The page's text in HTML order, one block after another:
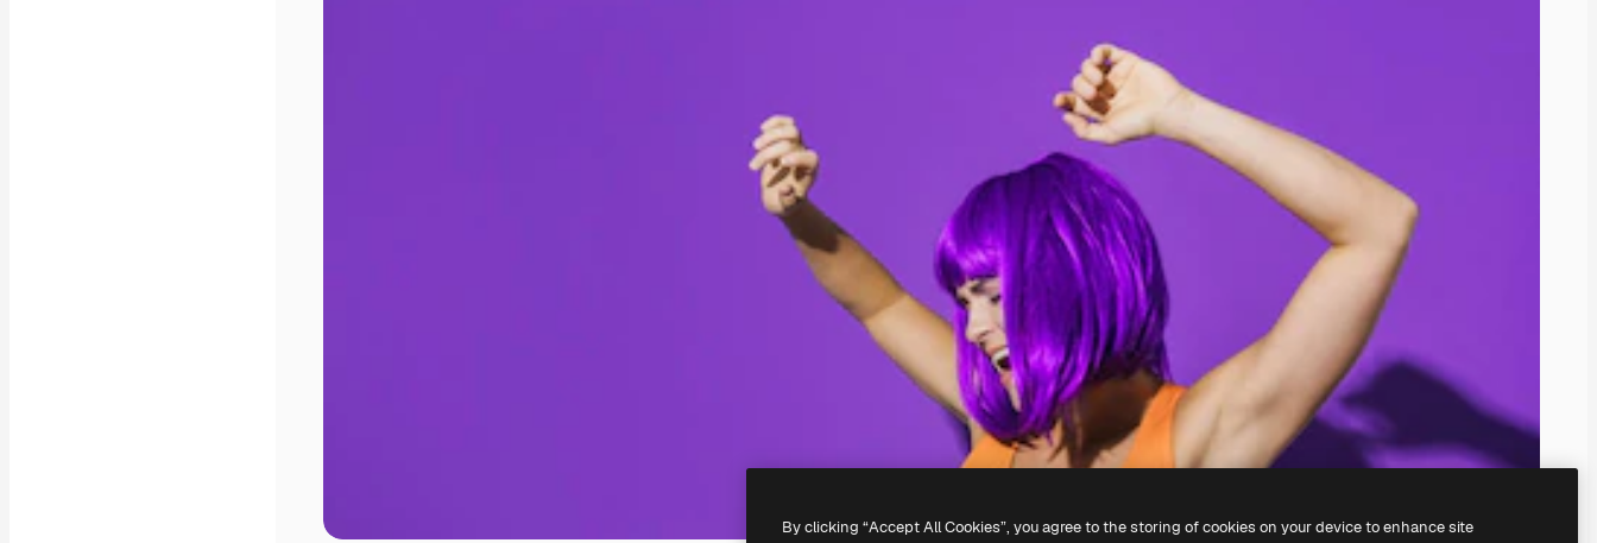
By clicking “Accept All Cookies”, you agree to the storing of cookies on your device to enhance site